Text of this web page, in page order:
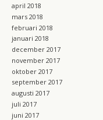
april 2018
mars 2018
februari 2018
januari 2018
december 2017
november 2017
oktober 2017
september 2017
augusti 2017
juli 2017
juni 2017